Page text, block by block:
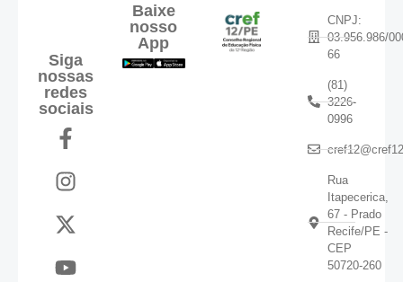
Siga
nossas
redes
sociais
Baixe
nosso
App
CNPJ:
03.956.986/
66
(81)
3226-
0996
Rua
Itapecerica,
67 - Prado
Recife/PE -
CEP
50720-260